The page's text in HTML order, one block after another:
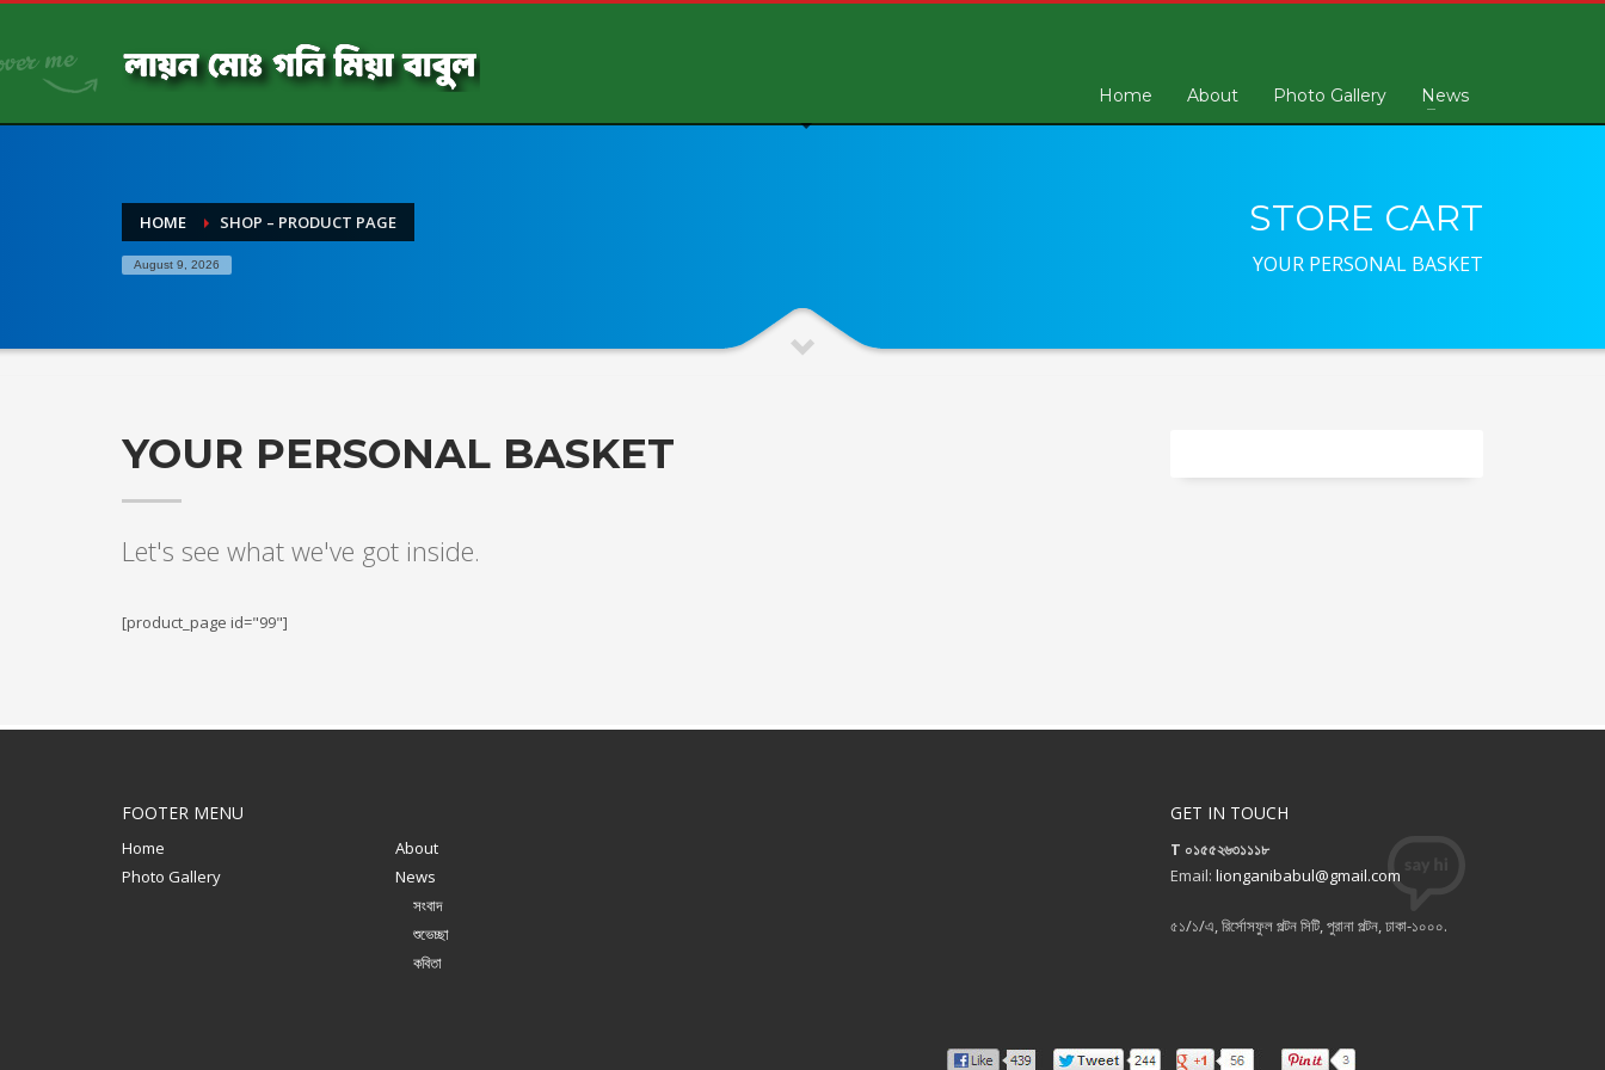
Home About Photo Gallery News
HOME SHOP – PRODUCT PAGE
August 9, 2026
STORE CART
YOUR PERSONAL BASKET
YOUR PERSONAL BASKET
Let's see what we've got inside.
[product_page id="99"]
FOOTER MENU
Home
About
Photo Gallery
News
সংবাদ
শুভেচ্ছা
কবিতা
GET IN TOUCH
T ০১৫৫২৬৩১১১৮
Email: lionganibabul@gmail.com
৫১/১/এ, রির্সোসফুল পল্টন সিটি, পুরানা পল্টন, ঢাকা-১০০০.